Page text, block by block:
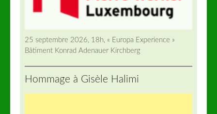
25 septembre 2026, 18h, « Europa Experience »
Bâtiment Konrad Adenauer Kirchberg
Hommage à Gisèle Halimi